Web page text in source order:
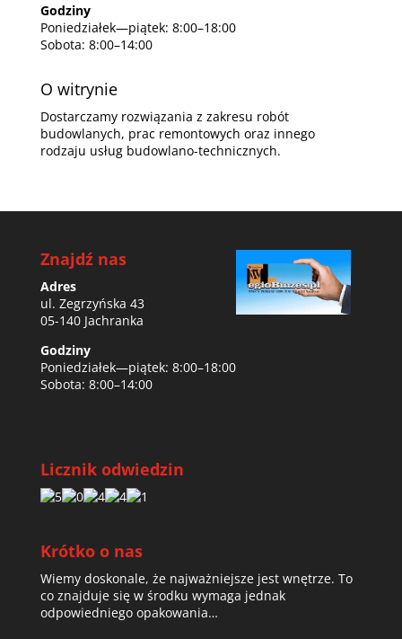
Godziny
Poniedziałek—piątek: 8:00–18:00
Sobota: 8:00–14:00
O witrynie
Dostarczamy rozwiązania z zakresu robót
budowlanych, prac remontowych oraz innego
rodzaju usług budowlano-technicznych.
Znajdź nas
Adres
ul. Zegrzyńska 43
05-140 Jachranka
Godziny
Poniedziałek—piątek: 8:00–18:00
Sobota: 8:00–14:00
Licznik odwiedzin
Krótko o nas
Wiemy doskonale, że najważniejsze jest wnętrze. To
co znajduje się w środku wymaga jednak
odpowiedniego opakowania…